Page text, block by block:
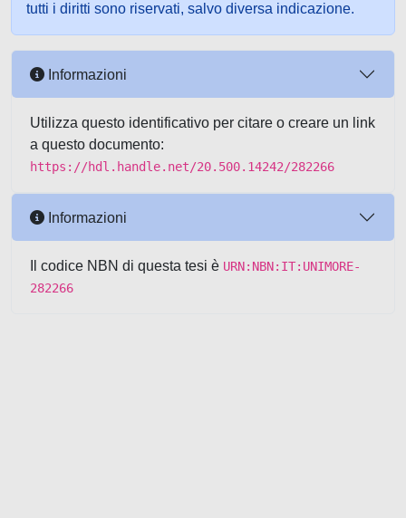
tutti i diritti sono riservati, salvo diversa indicazione.
Informazioni
Utilizza questo identificativo per citare o creare un link
a questo documento:
https://hdl.handle.net/20.500.14242/282266
Informazioni
Il codice NBN di questa tesi è URN:NBN:IT:UNIMORE-
282266